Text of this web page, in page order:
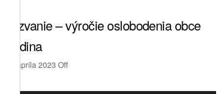
Pozvanie – výročie oslobodenia obce
Rudina
28. apríla 2023 Off